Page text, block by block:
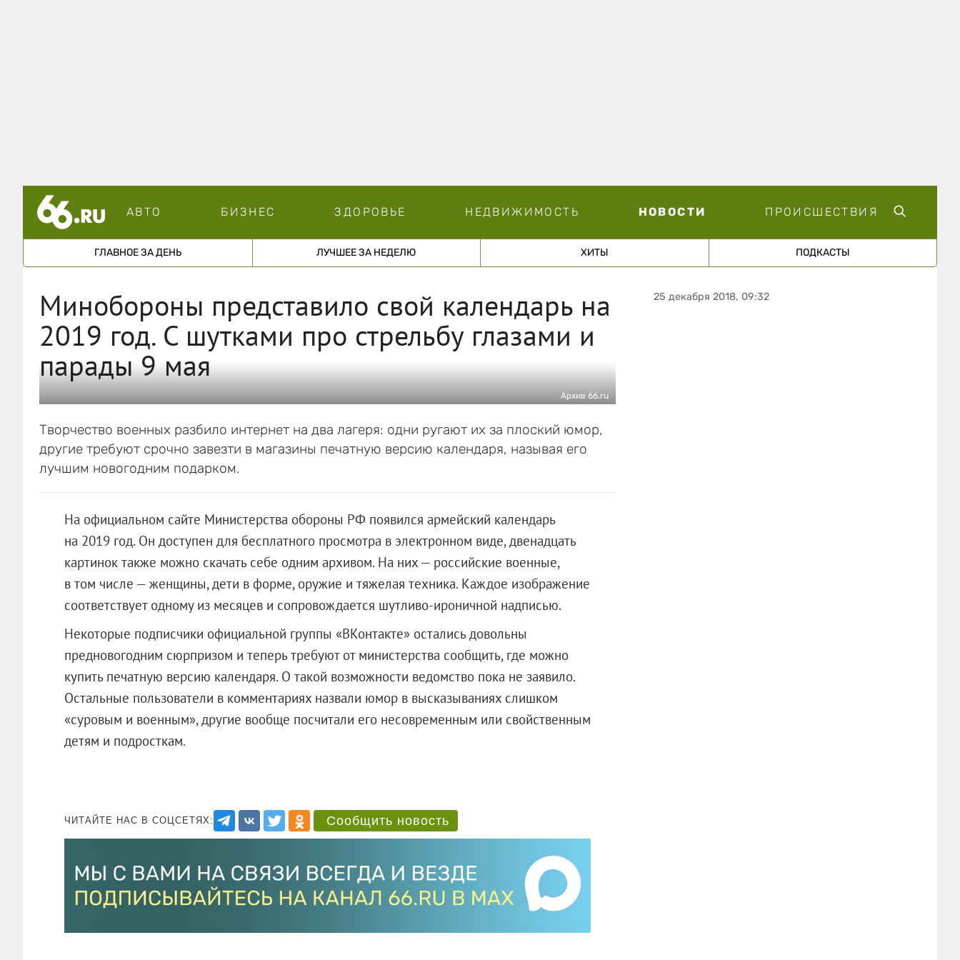
АВТО БИЗНЕС ЗДОРОВЬЕ НЕДВИЖИМОСТЬ НОВОСТИ ПРОИСШЕСТВИЯ
ГЛАВНОЕ ЗА ДЕНЬ ЛУЧШЕЕ ЗА НЕДЕЛЮ ХИТЫ ПОДКАСТЫ
Минобороны представило свой календарь на
2019 год. С шутками про стрельбу глазами и
парады 9 мая
Архив 66.ru
Творчество военных разбило интернет на два лагеря: одни ругают их за плоский юмор,
другие требуют срочно завезти в магазины печатную версию календаря, называя его
лучшим новогодним подарком.
На официальном сайте Министерства обороны РФ появился армейский календарь
на 2019 год. Он доступен для бесплатного просмотра в электронном виде, двенадцать
картинок также можно скачать себе одним архивом. На них — российские военные,
в том числе — женщины, дети в форме, оружие и тяжелая техника. Каждое изображение
соответствует одному из месяцев и сопровождается шутливо-ироничной надписью.
Некоторые подписчики официальной группы «ВКонтакте» остались довольны
предновогодним сюрпризом и теперь требуют от министерства сообщить, где можно
купить печатную версию календаря. О такой возможности ведомство пока не заявило.
Остальные пользователи в комментариях назвали юмор в высказываниях слишком
«суровым и военным», другие вообще посчитали его несовременным или свойственным
детям и подросткам.
ЧИТАЙТЕ НАС В СОЦСЕТЯХ: Сообщить новость
25 декабря 2018, 09:32